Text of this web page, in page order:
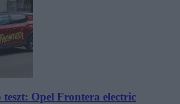
Opel Frontera electric